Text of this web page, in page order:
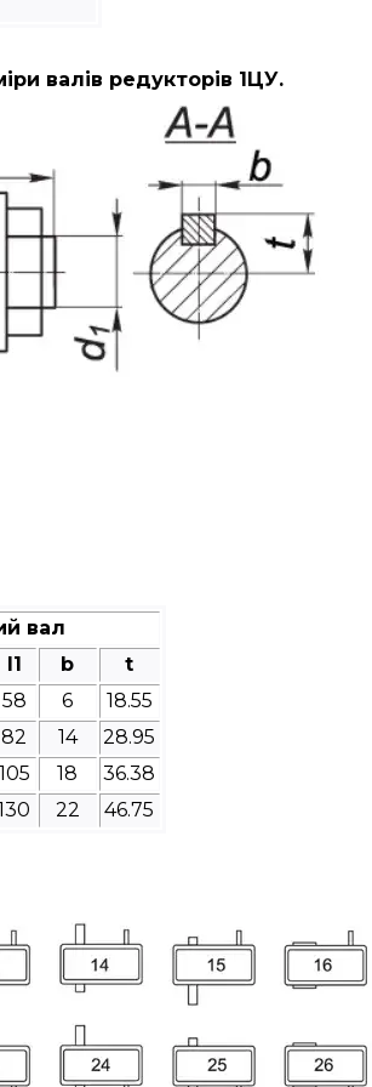
валів редукторів 1ЦУ.
вал
l1 b
t
58 6
18.55
82 14
28.95
105 18
36.38
22 46.75